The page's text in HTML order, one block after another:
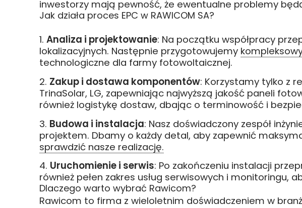
inwestorzy mają pewność, że ewentualne problemy
Jak działa proces EPC w RAWICOM SA?
Analiza i projektowanie: Na początku współpracy
lokalizacyjnych. Następnie przygotowujemy
technologiczne dla farmy fotowoltaicznej.
Zakup i dostawa komponentów: Korzystamy tylko z
TrinaSolar, LG, zapewniając najwyższą jakość paneli
również logistykę dostaw, dbając o terminowość i
Budowa i instalacja: Nasz doświadczony zespół
projektem. Dbamy o każdy detal, aby zapewnić
sprawdzić nasze realizację.
Uruchomienie i serwis: Po zakończeniu instalacji
również pełen zakres usług serwisowych i monitoringu,
Dlaczego warto wybrać Rawicom?
Rawicom to firma z wieloletnim doświadczeniem w